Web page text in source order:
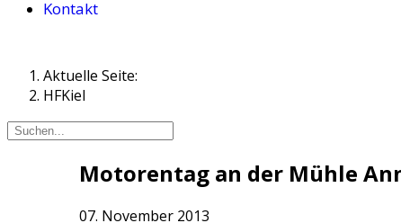
Kontakt
Aktuelle Seite:
HFKiel
Motorentag an der Mühle
07. November 2013